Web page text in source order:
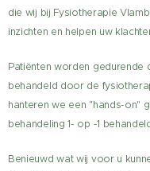
die wij bij Fysiotherapie
inzichten en helpen uw
Patiënten worden gedurende
behandeld door de
hanteren we een "hands-on"
behandeling 1- op -1
Benieuwd wat wij voor u